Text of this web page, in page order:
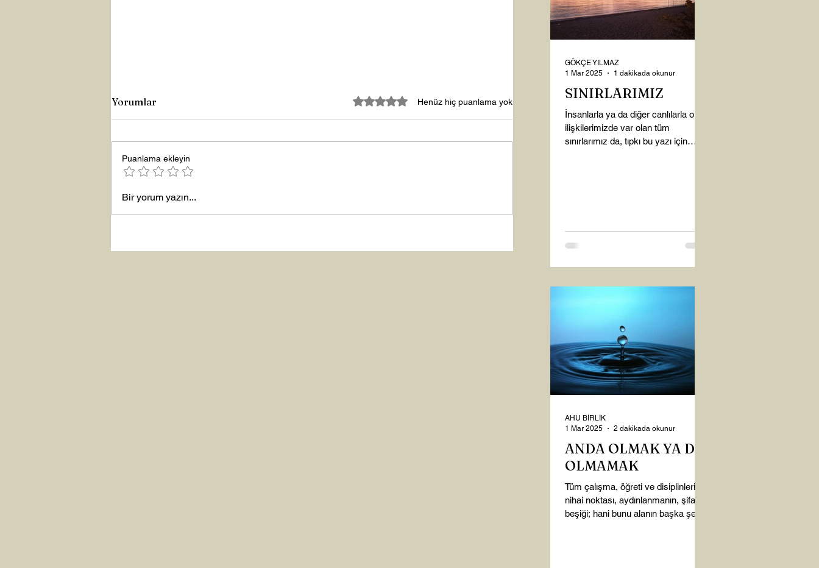
Şubat “Daha İyi Hissetme”
Çalışması
Yorumlar 5 üzerinden 0 yıldızHenüz hiç puanlama yok
Puanlama ekleyin
Bir yorum yazın...
SINIRLARIMIZ
İnsanlarla ya da diğer canlılarla olan
ilişkilerimizde var olan tüm
sınırlarımız da, tıpkı bu yazı için
GÖKÇE YILMAZ
1 Mar 2025
1 dakikada okunur
ANDA OLMAK YA DA
OLMAMAK
Tüm çalışma, öğreti ve disiplinlerin
nihai noktası, aydınlanmanın, şifanın
beşiği; hani bunu alanın başka şey
AHU BİRLİK
1 Mar 2025
2 dakikada okunur